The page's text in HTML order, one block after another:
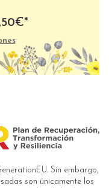
€*
Sin embargo,
son únicamente los